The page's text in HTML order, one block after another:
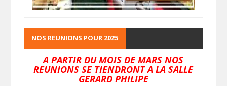
NOS REUNIONS POUR 2025
A PARTIR DU MOIS DE MARS NOS
REUNIONS SE TIENDRONT A LA SALLE
GERARD PHILIPE